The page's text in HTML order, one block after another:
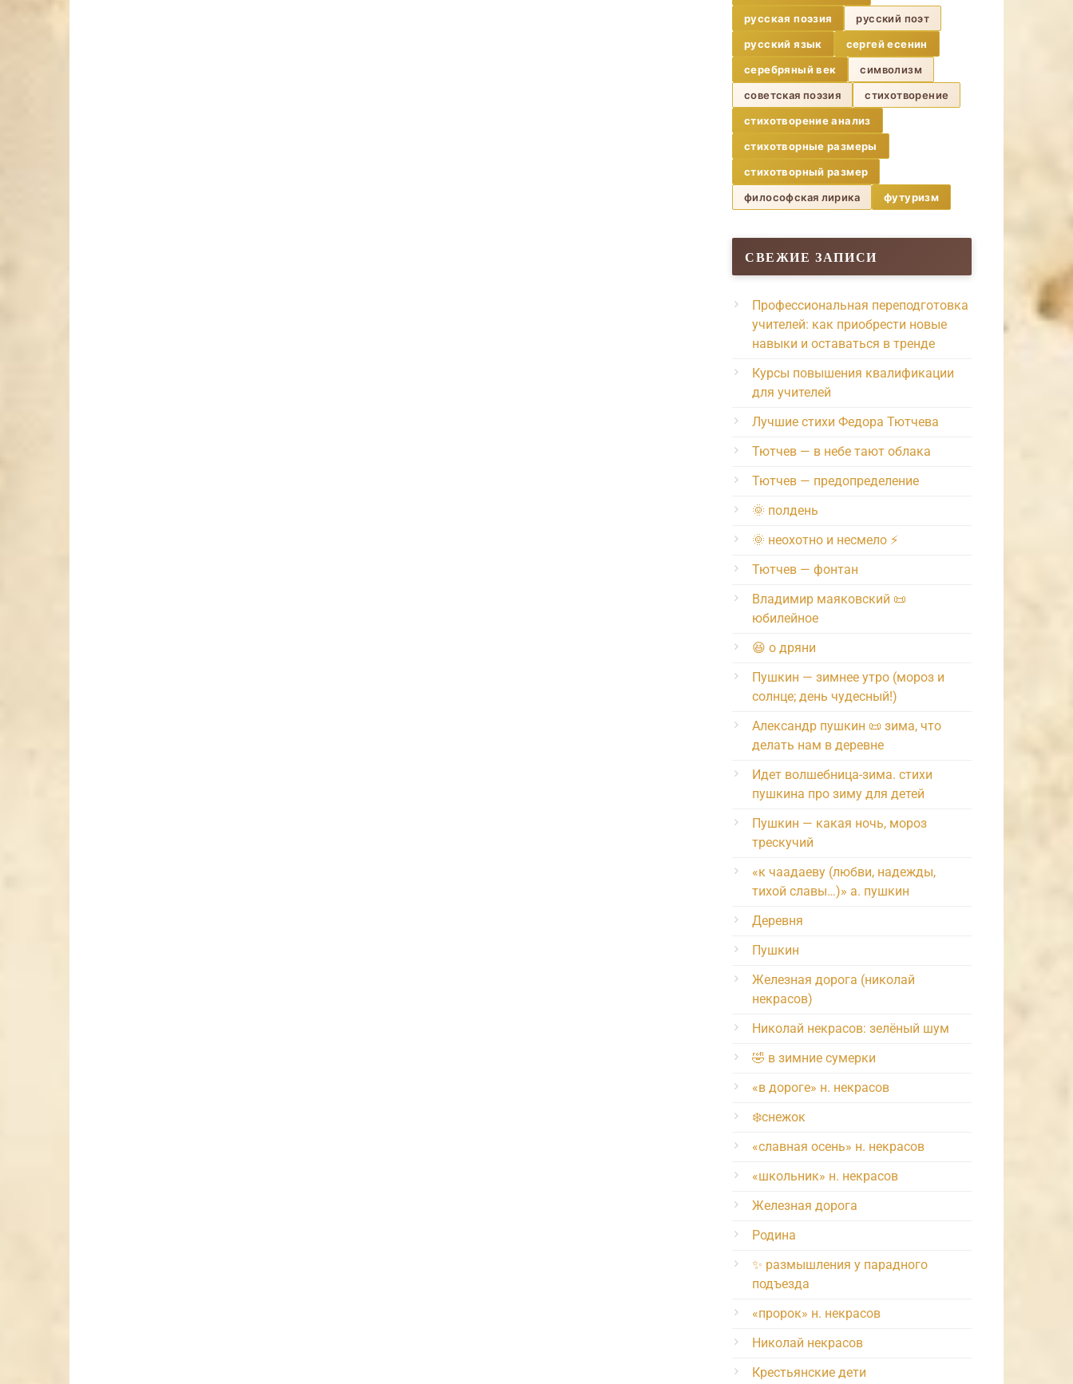
русская поэзия
русский поэт
русский язык
сергей есенин
серебряный век
символизм
советская поэзия
стихотворение
стихотворение анализ
стихотворные размеры
стихотворный размер
философская лирика
футуризм
СВЕЖИЕ ЗАПИСИ
Профессиональная переподготовка
учителей: как приобрести новые
навыки и оставаться в тренде
Курсы повышения квалификации
для учителей
Лучшие стихи Федора Тютчева
Тютчев — в небе тают облака
Тютчев — предопределение
🌞 полдень
🌞 неохотно и несмело ⚡️
Тютчев — фонтан
Владимир маяковский 📜
юбилейное
😆 о дряни
Пушкин — зимнее утро (мороз и
солнце; день чудесный!)
Александр пушкин 📜 зима, что
делать нам в деревне
Идет волшебница-зима. стихи
пушкина про зиму для детей
Пушкин — какая ночь, мороз
трескучий
«к чаадаеву (любви, надежды,
тихой славы…)» а. пушкин
Деревня
Пушкин
Железная дорога (николай
некрасов)
Николай некрасов: зелёный шум
🤣 в зимние сумерки
«в дороге» н. некрасов
❄️снежок
«славная осень» н. некрасов
«школьник» н. некрасов
Железная дорога
Родина
✨ размышления у парадного
подъезда
«пророк» н. некрасов
Николай некрасов
Крестьянские дети